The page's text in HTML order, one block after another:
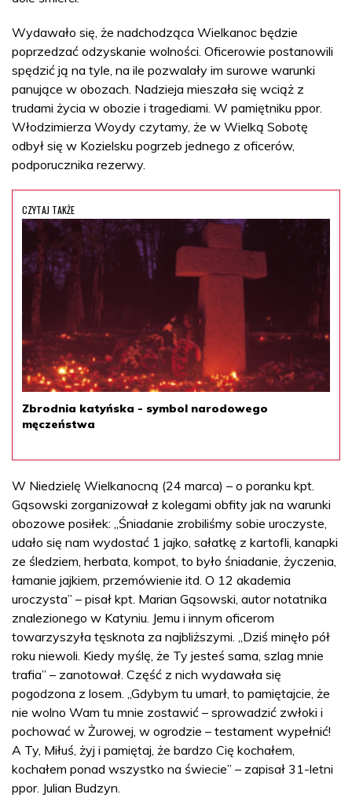
Wydawało się, że nadchodząca Wielkanoc będzie
poprzedzać odzyskanie wolności. Oficerowie postanowili
spędzić ją na tyle, na ile pozwalały im surowe warunki
panujące w obozach. Nadzieja mieszała się wciąż z
trudami życia w obozie i tragediami. W pamiętniku ppor.
Włodzimierza Woydy czytamy, że w Wielką Sobotę
odbył się w Kozielsku pogrzeb jednego z oficerów,
podporucznika rezerwy.
CZYTAJ TAKŻE
Zbrodnia katyńska - symbol narodowego
męczeństwa
W Niedzielę Wielkanocną (24 marca) – o poranku kpt.
Gąsowski zorganizował z kolegami obfity jak na warunki
obozowe posiłek: „Śniadanie zrobiliśmy sobie uroczyste,
udało się nam wydostać 1 jajko, sałatkę z kartofli, kanapki
ze śledziem, herbata, kompot, to było śniadanie, życzenia,
łamanie jajkiem, przemówienie itd. O 12 akademia
uroczysta” – pisał kpt. Marian Gąsowski, autor notatnika
znalezionego w Katyniu. Jemu i innym oficerom
towarzyszyła tęsknota za najbliższymi. „Dziś minęło pół
roku niewoli. Kiedy myślę, że Ty jesteś sama, szlag mnie
trafia” – zanotował. Część z nich wydawała się
pogodzona z losem. „Gdybym tu umarł, to pamiętajcie, że
nie wolno Wam tu mnie zostawić – sprowadzić zwłoki i
pochować w Żurowej, w ogrodzie – testament wypełnić!
A Ty, Miłuś, żyj i pamiętaj, że bardzo Cię kochałem,
kochałem ponad wszystko na świecie” – zapisał 31-letni
ppor. Julian Budzyn.